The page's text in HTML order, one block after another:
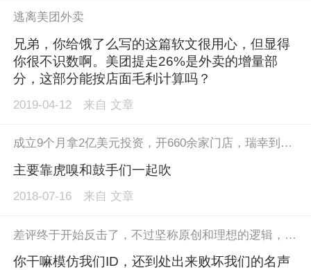
逃离美团外卖
兄弟，你给饿了么写的这篇软文很用心，但显得
你很不识数啊。美团提走26%是外卖的增量部
分，这部分能按店面毛利计算吗？
2019-04-12 来自 文章
成立9个月拿2亿美元投资，开660余家门店，瑞幸到底有啥绝活？
主要靠虎嗅和鼓手们一起吹
2018-07-16 来自 文章
差评终于开始反击了，不过坚称原创和理想的逻辑，总让人觉得哪里不对？洗稿本来就是法律难以界定的，梦想更不是靠踩整个媒体圈标榜自己是清流获得的。但反击也说明了差评的求生欲真的好强。毕竟他们清醒的意识到，这件事一旦怂了，万劫不复，而反击一下，或许还有机会度过这次被围攻的危机，甚至撕掉洗稿标签。
你干嘛模仿我们ID，还到处出来败坏我们的名声